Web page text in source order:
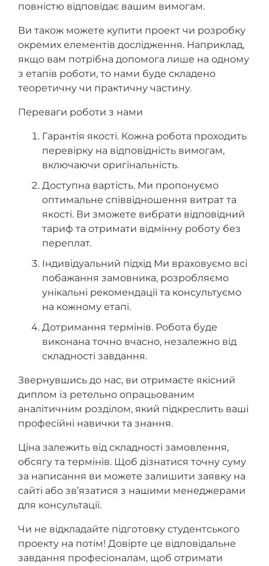
повністю відповідає вашим вимогам.
Ви також можете купити проект чи розробку
окремих елементів дослідження. Наприклад,
якщо вам потрібна допомога лише на одному
з етапів роботи, то нами буде складено
теоретичну чи практичну частину.
Переваги роботи з нами
Гарантія якості. Кожна робота проходить
перевірку на відповідність вимогам,
включаючи оригінальність.
Доступна вартість. Ми пропонуємо
оптимальне співвідношення витрат та
якості. Ви зможете вибрати відповідний
тариф та отримати відмінну роботу без
переплат.
Індивідуальний підхід Ми враховуємо всі
побажання замовника, розробляємо
унікальні рекомендації та консультуємо
на кожному етапі.
Дотримання термінів. Робота буде
виконана точно вчасно, незалежно від
складності завдання.
Звернувшись до нас, ви отримаєте якісний
диплом із ретельно опрацьованим
аналітичним розділом, який підкреслить ваші
професійні навички та знання.
Ціна залежить від складності замовлення,
обсягу та термінів. Щоб дізнатися точну суму
за написання ви можете залишити заявку на
сайті або зв’язатися з нашими менеджерами
для консультації.
Чи не відкладайте підготовку студентського
проекту на потім! Довірте це відповідальне
завдання професіоналам, щоб отримати